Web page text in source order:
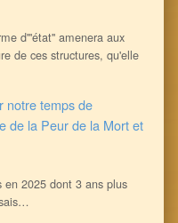
d'''état'' amenera aux
de ces structures, qu'elle
notre temps de
de la Peur de la Mort et
2025 dont 3 ans plus